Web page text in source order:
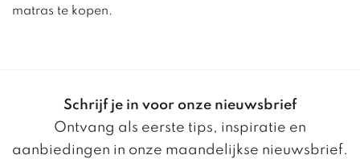
matras te kopen.
Schrijf je in voor onze nieuwsbrief
Ontvang als eerste tips, inspiratie en
aanbiedingen in onze maandelijkse nieuwsbrief.